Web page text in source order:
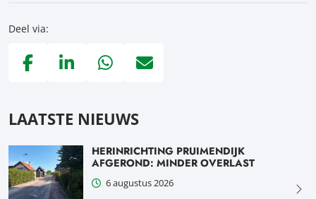
Deel via:
LAATSTE NIEUWS
HERINRICHTING PRUIMENDIJK
AFGEROND: MINDER OVERLAST
6 augustus 2026